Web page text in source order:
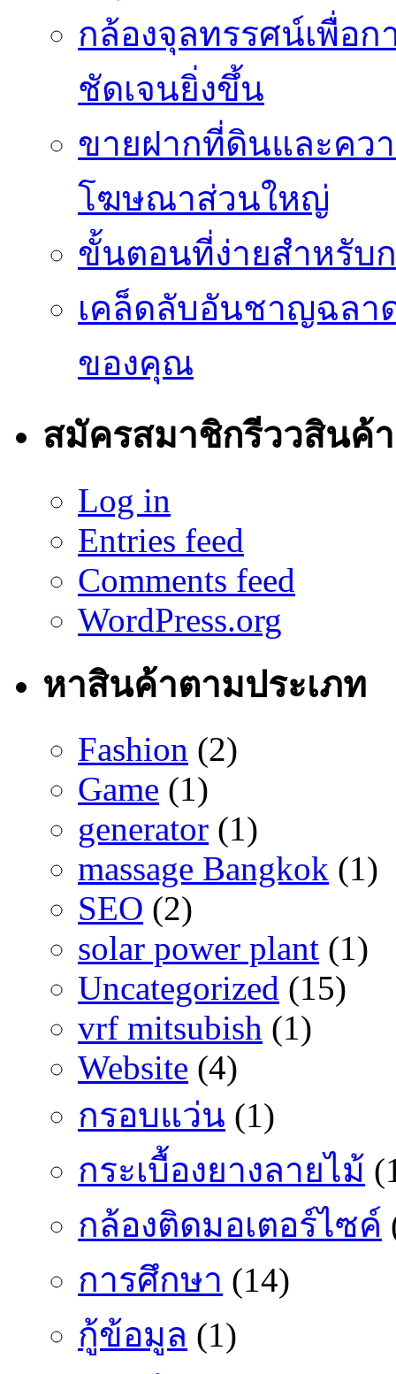
กล้องจุลทรรศน์เพื่อ
ชัดเจนยิ่งขึ้น
ขายฝากที่ดินและคว
โฆษณาส่วนใหญ่
ขั้นตอนที่ง่ายสำหรับ
เคล็ดลับอันชาญฉลา
ของคุณ
สมัครสมาชิกรีววสินค้า
Log in
Entries feed
Comments feed
WordPress.org
หาสินค้าตามประเภท
Fashion (2)
Game (1)
generator (1)
massage Bangkok (1)
SEO (2)
solar power plant (1)
Uncategorized (15)
vrf mitsubish (1)
Website (4)
กรอบแว่น (1)
กระเบื้องยางลายไม้
กล้องติดมอเตอร์ไซค์
การศึกษา (14)
กู้ข้อมูล (1)